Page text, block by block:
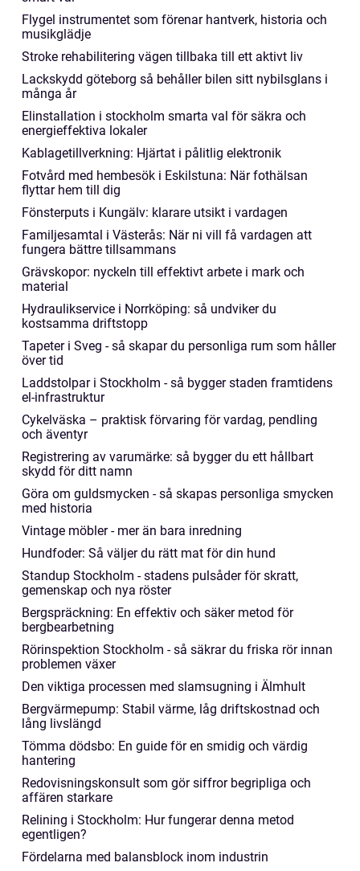
Flygel instrumentet som förenar hantverk, historia och
musikglädje
Stroke rehabilitering vägen tillbaka till ett aktivt liv
Lackskydd göteborg så behåller bilen sitt nybilsglans i
många år
Elinstallation i stockholm smarta val för säkra och
energieffektiva lokaler
Kablagetillverkning: Hjärtat i pålitlig elektronik
Fotvård med hembesök i Eskilstuna: När fothälsan
flyttar hem till dig
Fönsterputs i Kungälv: klarare utsikt i vardagen
Familjesamtal i Västerås: När ni vill få vardagen att
fungera bättre tillsammans
Grävskopor: nyckeln till effektivt arbete i mark och
material
Hydraulikservice i Norrköping: så undviker du
kostsamma driftstopp
Tapeter i Sveg - så skapar du personliga rum som håller
över tid
Laddstolpar i Stockholm - så bygger staden framtidens
el-infrastruktur
Cykelväska – praktisk förvaring för vardag, pendling
och äventyr
Registrering av varumärke: så bygger du ett hållbart
skydd för ditt namn
Göra om guldsmycken - så skapas personliga smycken
med historia
Vintage möbler - mer än bara inredning
Hundfoder: Så väljer du rätt mat för din hund
Standup Stockholm - stadens pulsåder för skratt,
gemenskap och nya röster
Bergspräckning: En effektiv och säker metod för
bergbearbetning
Rörinspektion Stockholm - så säkrar du friska rör innan
problemen växer
Den viktiga processen med slamsugning i Älmhult
Bergvärmepump: Stabil värme, låg driftskostnad och
lång livslängd
Tömma dödsbo: En guide för en smidig och värdig
hantering
Redovisningskonsult som gör siffror begripliga och
affären starkare
Relining i Stockholm: Hur fungerar denna metod
egentligen?
Fördelarna med balansblock inom industrin